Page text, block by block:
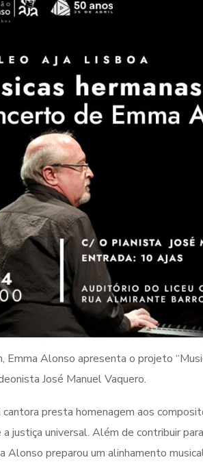
Emma Alonso apresenta o projeto
José Manuel Vaquero.
presta homenagem aos
a justiça universal. Além de contribuir
Alonso preparou um alinhamento